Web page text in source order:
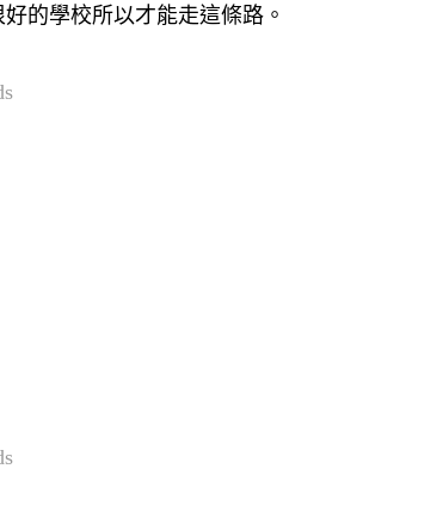
的學校所以才能走這條路。